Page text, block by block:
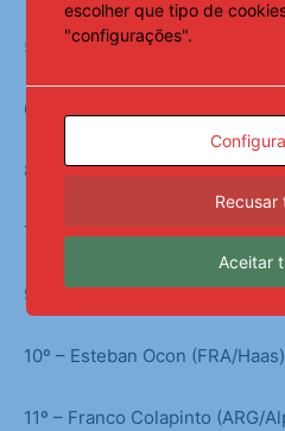
5º – Alexander Albon (TAI/
6º – Oliver Bearman (ING/
8º – Lance Stroll (CAN/Aston
7º – Fernando Alonso (ESP/
9º – Yuki Tsunoda (JAP/Red
10º – Esteban Ocon (FRA/
11º – Franco Colapinto (ARG/
escolher que tipo de
"configurações".
Recusar
Aceitar